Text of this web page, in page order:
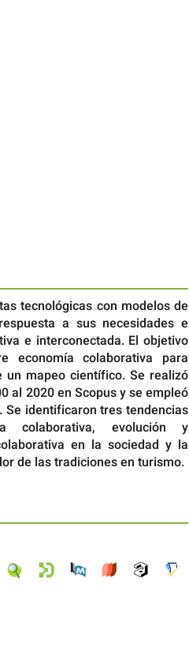
tecnológicas con modelos de
a sus necesidades e
e interconectada. El objetivo
colaborativa para
mapeo científico. Se realizó
al 2020 en Scopus y se empleó
identificaron tres tendencias
colaborativa, evolución y
en la sociedad y la
de las tradiciones en turismo.